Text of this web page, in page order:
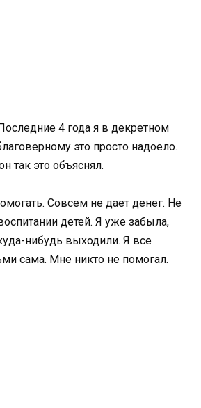
4 года я в декретном
это просто надоело.
так это объяснял.
Совсем не дает денег. Не
детей. Я уже забыла,
нибудь выходили. Я все
сама. Мне никто не помогал.